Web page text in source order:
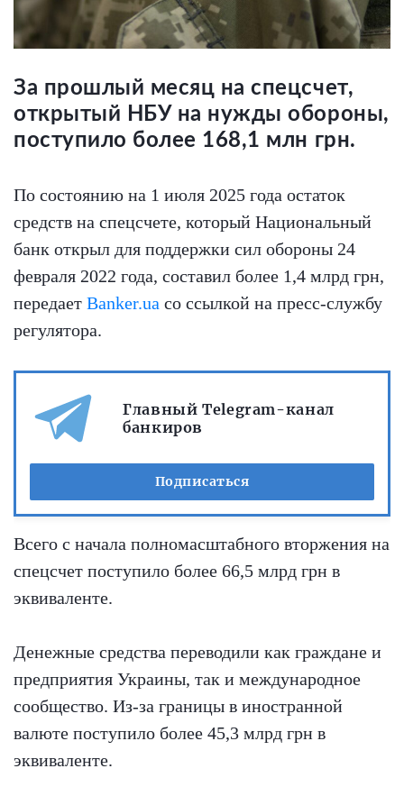
За прошлый месяц на спецсчет,
открытый НБУ на нужды обороны,
поступило более 168,1 млн грн.
По состоянию на 1 июля 2025 года остаток
средств на спецсчете, который Национальный
банк открыл для поддержки сил обороны 24
февраля 2022 года, составил более 1,4 млрд грн,
передает Banker.ua со ссылкой на пресс-службу
регулятора.
Главный Telegram-канал
банкиров
Подписаться
Всего с начала полномасштабного вторжения на
спецсчет поступило более 66,5 млрд грн в
эквиваленте.
Денежные средства переводили как граждане и
предприятия Украины, так и международное
сообщество. Из-за границы в иностранной
валюте поступило более 45,3 млрд грн в
эквиваленте.